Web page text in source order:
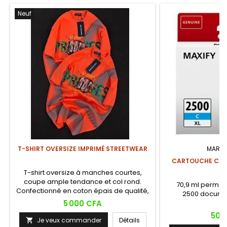
Neuf
T-SHIRT OVERSIZE IMPRIMÉ STREETWEAR
T-shirt oversize à manches courtes,
coupe ample tendance et col rond.
Confectionné en coton épais de qualité,
il se distingue par un imprimé graphique
sur l'avant et le dos. Un basique
streetwear polyvalent, disponible en
Prix
5 000 CFA
 Je veux commander Détails
CARTOUCHE
70,9 ml
2500
Prix
50